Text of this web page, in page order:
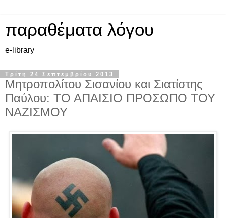
παραθέματα λόγου
e-library
Τρίτη 24 Σεπτεμβρίου 2013
Μητροπολίτου Σισανίου και Σιατίστης
Παύλου: ΤΟ ΑΠΑΙΣΙΟ ΠΡΟΣΩΠΟ ΤΟΥ
ΝΑΖΙΣΜΟΥ